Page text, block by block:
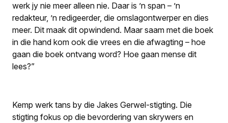
werk jy nie meer alleen nie. Daar is ’n span – ’n
redakteur, ’n redigeerder, die omslagontwerper en dies
meer. Dit maak dit opwindend. Maar saam met die boek
in die hand kom ook die vrees en die afwagting – hoe
gaan die boek ontvang word? Hoe gaan mense dit
lees?”
Kemp werk tans by die Jakes Gerwel-stigting. Die
stigting fokus op die bevordering van skrywers en